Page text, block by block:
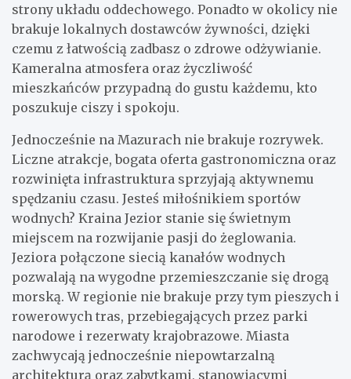
strony układu oddechowego. Ponadto w okolicy nie
brakuje lokalnych dostawców żywności, dzięki
czemu z łatwością zadbasz o zdrowe odżywianie.
Kameralna atmosfera oraz życzliwość
mieszkańców przypadną do gustu każdemu, kto
poszukuje ciszy i spokoju.
Jednocześnie na Mazurach nie brakuje rozrywek.
Liczne atrakcje, bogata oferta gastronomiczna oraz
rozwinięta infrastruktura sprzyjają aktywnemu
spędzaniu czasu. Jesteś miłośnikiem sportów
wodnych? Kraina Jezior stanie się świetnym
miejscem na rozwijanie pasji do żeglowania.
Jeziora połączone siecią kanałów wodnych
pozwalają na wygodne przemieszczanie się drogą
morską. W regionie nie brakuje przy tym pieszych i
rowerowych tras, przebiegających przez parki
narodowe i rezerwaty krajobrazowe. Miasta
zachwycają jednocześnie niepowtarzalną
architekturą oraz zabytkami, stanowiącymi